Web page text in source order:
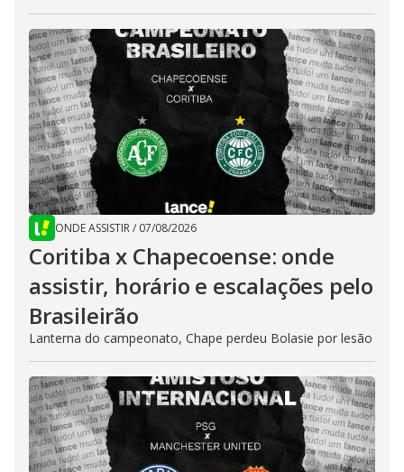
ONDE ASSISTIR/ 07/08/2026
Coritiba x Chapecoense: onde
assistir, horário e escalações pelo
Brasileirão
Lanterna do campeonato, Chape perdeu Bolasie por lesão